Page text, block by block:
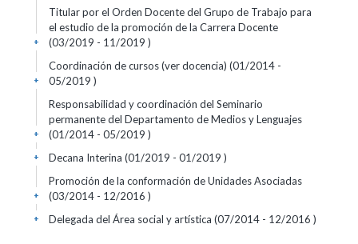
Titular por el Orden Docente del Grupo de Trabajo para
el estudio de la promoción de la Carrera Docente
(03/2019 - 11/2019 )
+
Coordinación de cursos (ver docencia) (01/2014 -
05/2019 )
+
Responsabilidad y coordinación del Seminario
permanente del Departamento de Medios y Lenguajes
(01/2014 - 05/2019 )
+
Decana Interina (01/2019 - 01/2019 )
+
Promoción de la conformación de Unidades Asociadas
(03/2014 - 12/2016 )
+
Delegada del Área social y artística (07/2014 - 12/2016 )
+